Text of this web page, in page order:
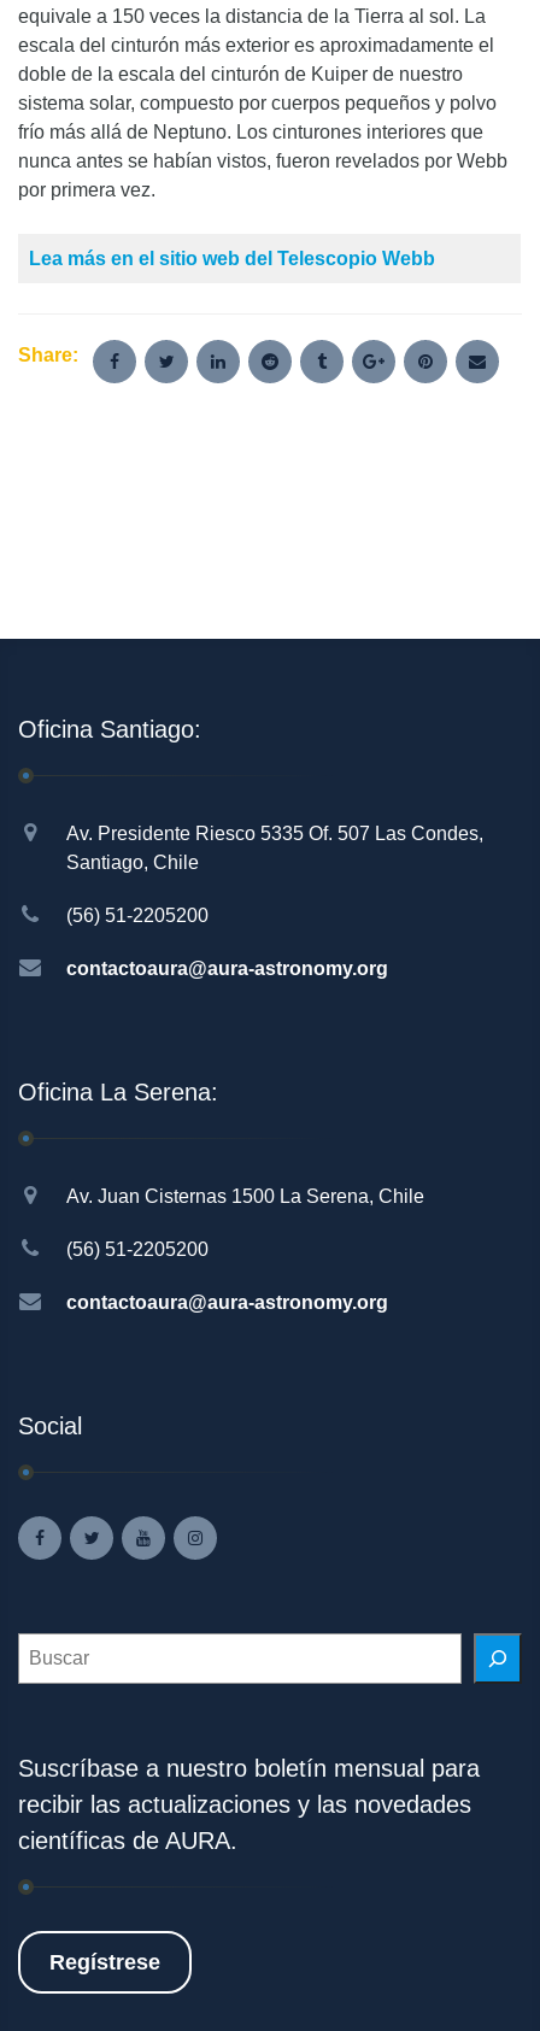
equivale a 150 veces la distancia de la Tierra al sol. La
escala del cinturón más exterior es aproximadamente el
doble de la escala del cinturón de Kuiper de nuestro
sistema solar, compuesto por cuerpos pequeños y polvo
frío más allá de Neptuno. Los cinturones interiores que
nunca antes se habían vistos, fueron revelados por Webb
por primera vez.
Lea más en el sitio web del Telescopio Webb
Share:
Oficina Santiago:
Av. Presidente Riesco 5335 Of. 507 Las Condes,
Santiago, Chile
(56) 51-2205200
contactoaura@aura-astronomy.org
Oficina La Serena:
Av. Juan Cisternas 1500 La Serena, Chile
(56) 51-2205200
contactoaura@aura-astronomy.org
Social
Search
Suscríbase a nuestro boletín mensual para
recibir las actualizaciones y las novedades
científicas de AURA.
Regístrese